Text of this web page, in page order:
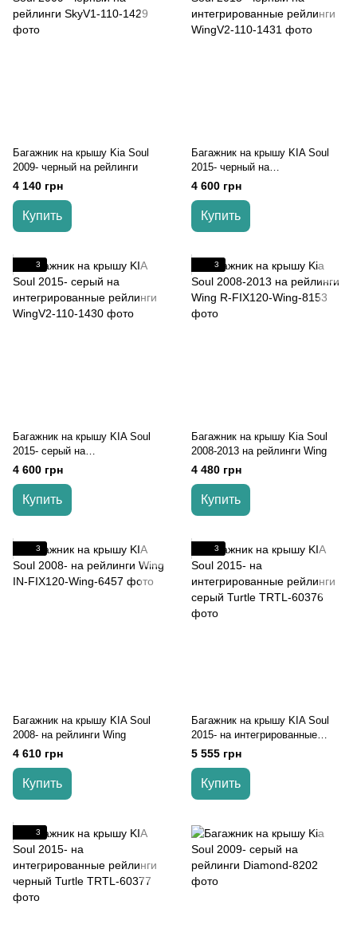
Багажник на крышу Kia Soul
2009- черный на рейлинги
4 140 грн
Купить
Багажник на крышу KIA Soul
2015- черный на
интегрированные рейлинги
4 600 грн
Купить
3
Багажник на крышу KIA Soul
2015- серый на
интегрированные рейлинги
4 600 грн
Купить
3
Багажник на крышу Kia Soul
2008-2013 на рейлинги Wing
4 480 грн
Купить
3
Багажник на крышу KIA Soul
2008- на рейлинги Wing
4 610 грн
Купить
3
Багажник на крышу KIA Soul
2015- на интегрированные
рейлинги серый Turtle
5 555 грн
Купить
3